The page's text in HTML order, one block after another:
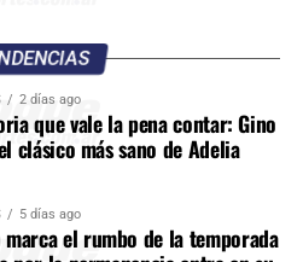
2 días ago
que vale la pena contar: Gino
clásico más sano de Adelia
5 días ago
marca el rumbo de la temporada